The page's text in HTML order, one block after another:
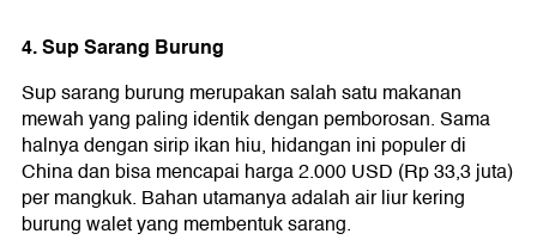
4. Sup Sarang Burung
Sup sarang burung merupakan salah satu makanan
mewah yang paling identik dengan pemborosan. Sama
halnya dengan sirip ikan hiu, hidangan ini populer di
China dan bisa mencapai harga 2.000 USD (Rp 33,3 juta)
per mangkuk. Bahan utamanya adalah air liur kering
burung walet yang membentuk sarang.